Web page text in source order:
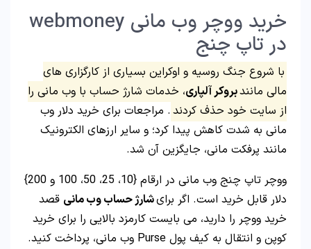
خرید ووچر وب مانی webmoney
در تاپ چنج
با شروع جنگ روسیه و اوکراین بسیاری از کارگزاری های
مالی مانندبروکر آلپاری، خدمات شارژ حساب با وب مانی را
از سایت خود حذف کردند . مراجعات برای خرید دلار وب
مانی به شدت کاهش پیدا کرد؛ و سایر ارزهای الکترونیک
مانند پرفکت مانی، جایگزین آن شد.
ووچر تاپ چنج وب مانی در ارقام {10، 25، 50، 100 و 200}
دلار قابل خرید است. اگر برایشارژ حساب وب مانی قصد
خرید ووچر را دارید، می بایست کارمزد بالایی را برای خرید
کوپن و انتقال به کیف پول Purse وب مانی، پرداخت کنید.